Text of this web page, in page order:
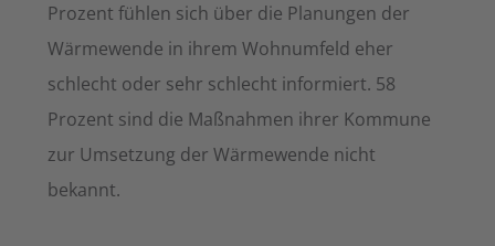
Prozent fühlen sich über die Planungen der
Wärmewende in ihrem Wohnumfeld eher
schlecht oder sehr schlecht informiert. 58
Prozent sind die Maßnahmen ihrer Kommune
zur Umsetzung der Wärmewende nicht
bekannt.